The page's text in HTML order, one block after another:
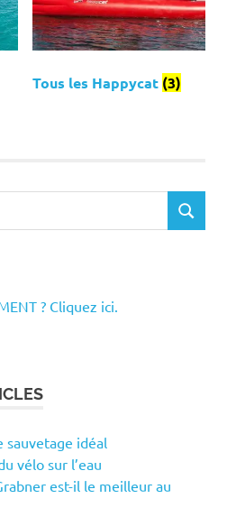
Tous les Happycat (3)
SEARCH
? Cliquez ici.
sauvetage idéal
vélo sur l’eau
est-il le meilleur au